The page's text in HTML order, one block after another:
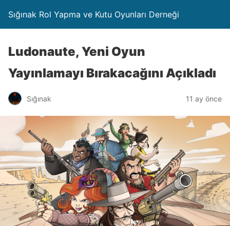
Sığınak Rol Yapma ve Kutu Oyunları Derneği
Ludonaute, Yeni Oyun
Yayınlamayı Bırakacağını Açıkladı
Sığınak 11 ay önce